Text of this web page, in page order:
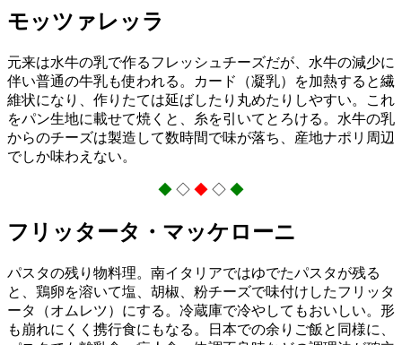
モッツァレッラ
元来は水牛の乳で作るフレッシュチーズだが、水牛の減少に
伴い普通の牛乳も使われる。カード（凝乳）を加熱すると繊
維状になり、作りたては延ばしたり丸めたりしやすい。これ
をパン生地に載せて焼くと、糸を引いてとろける。水牛の乳
からのチーズは製造して数時間で味が落ち、産地ナポリ周辺
でしか味わえない。
◆ ◇ ◆ ◇ ◆
フリッタータ・マッケローニ
パスタの残り物料理。南イタリアではゆでたパスタが残る
と、鶏卵を溶いて塩、胡椒、粉チーズで味付けしたフリッタ
ータ（オムレツ）にする。冷蔵庫で冷やしてもおいしい。形
も崩れにくく携行食にもなる。日本での余りご飯と同様に、